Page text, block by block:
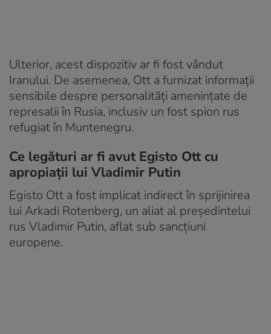
Ulterior, acest dispozitiv ar fi fost vândut
Iranului. De asemenea, Ott a furnizat informații
sensibile despre personalități amenințate de
represalii în Rusia, inclusiv un fost spion rus
refugiat în Muntenegru.
Ce legături ar fi avut Egisto Ott cu
apropiații lui Vladimir Putin
Egisto Ott a fost implicat indirect în sprijinirea
lui Arkadi Rotenberg, un aliat al președintelui
rus Vladimir Putin, aflat sub sancțiuni
europene.